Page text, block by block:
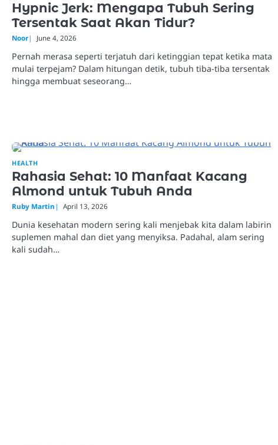
Hypnic Jerk: Mengapa Tubuh Sering
Tersentak Saat Akan Tidur?
Noor June 4, 2026
Pernah merasa seperti terjatuh dari ketinggian tepat ketika mata
mulai terpejam? Dalam hitungan detik, tubuh tiba-tiba tersentak
hingga membuat seseorang…
HEALTH
Rahasia Sehat: 10 Manfaat Kacang
Almond untuk Tubuh Anda
Ruby Martin April 13, 2026
Dunia kesehatan modern sering kali menjebak kita dalam labirin
suplemen mahal dan diet yang menyiksa. Padahal, alam sering
kali sudah…